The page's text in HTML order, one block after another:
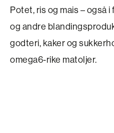
Potet, ris og mais – også
og andre
godteri, kaker og
omega6-rike matoljer.